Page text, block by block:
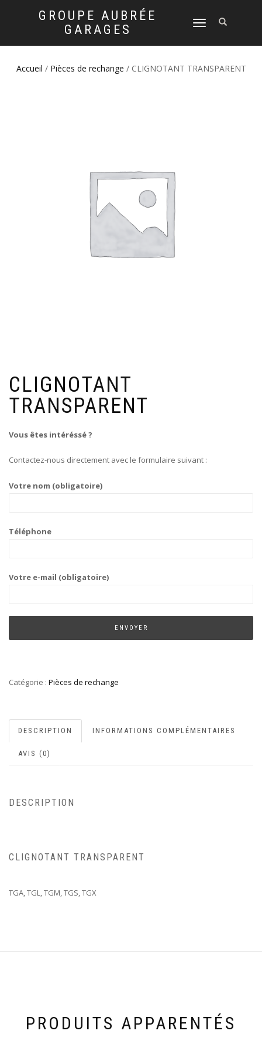
GROUPE AUBRÉE
GARAGES
DÉPLIER
NAVIGATION
Accueil / Pièces de rechange / CLIGNOTANT TRANSPARENT
CLIGNOTANT
TRANSPARENT
Vous êtes intéréssé ?
Contactez-nous directement avec le formulaire suivant :
Votre nom (obligatoire)
Téléphone
Votre e-mail (obligatoire)
Catégorie : Pièces de rechange
DESCRIPTION INFORMATIONS COMPLÉMENTAIRES
AVIS (0)
DESCRIPTION
CLIGNOTANT TRANSPARENT
TGA, TGL, TGM, TGS, TGX
PRODUITS APPARENTÉS